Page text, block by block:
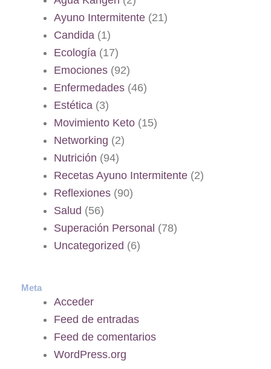
Ayuno Intermitente (21)
Candida (1)
Ecología (17)
Emociones (92)
Enfermedades (46)
Estética (3)
Movimiento Keto (15)
Networking (2)
Nutrición (94)
Recetas Ayuno Intermitente (2)
Reflexiones (90)
Salud (56)
Superación Personal (78)
Uncategorized (6)
Meta
Acceder
Feed de entradas
Feed de comentarios
WordPress.org